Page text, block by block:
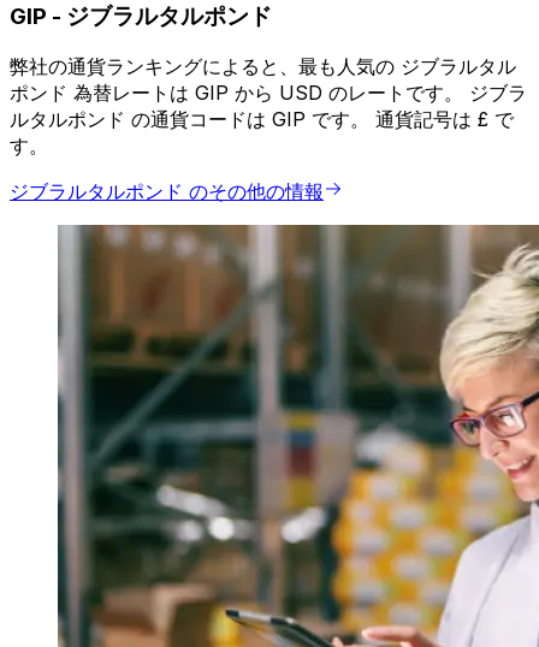
GIP - ジブラルタルポンド
弊社の通貨ランキングによると、最も人気の ジブラルタル
ポンド 為替レートは GIP から USD のレートです。 ジブラ
ルタルポンド の通貨コードは GIP です。 通貨記号は £ で
す。
ジブラルタルポンド のその他の情報